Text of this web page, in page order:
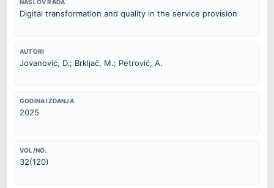
NASLOV RADA
Digital transformation and quality in the service provision
AUTORI
Jovanović, D.; Brkljač, M.; Petrović, A.
GODINA IZDANJA
2025
VOL/NO.
32(120)